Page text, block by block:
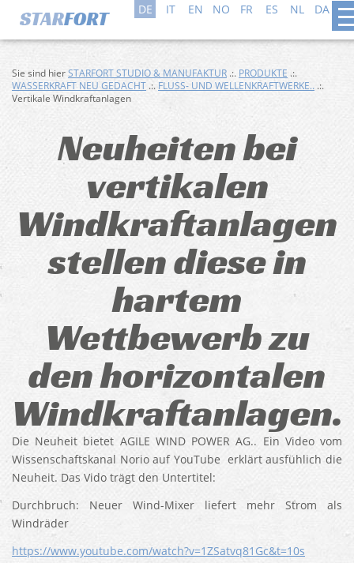
DE IT EN NO FR ES NL DA SV
Sie sind hierSTARFORT STUDIO & MANUFAKTUR .:. PRODUKTE .:.
WASSERKRAFT NEU GEDACHT .:. FLUSS- UND WELLENKRAFTWERKE.. .:.
Vertikale Windkraftanlagen
Neuheiten bei
vertikalen
Windkraftanlagen
stellen diese in
hartem
Wettbewerb zu
den horizontalen
Windkraftanlagen.
Die Neuheit bietet AGILE WIND POWER AG.. Ein Video vom
Wissenschaftskanal Norio auf YouTube erklärt ausfühlich die
Neuheit. Das Vido trägt den Untertitel:
Durchbruch: Neuer Wind-Mixer liefert mehr Strom als
Windräder
https://www.youtube.com/watch?v=1ZSatvq81Gc&t=10s